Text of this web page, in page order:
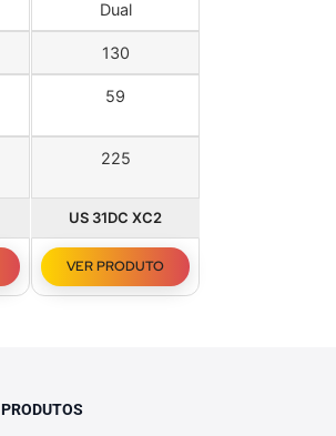
Dual
130
59
225
US 31DC XC2
VER PRODUTO
PRODUTOS